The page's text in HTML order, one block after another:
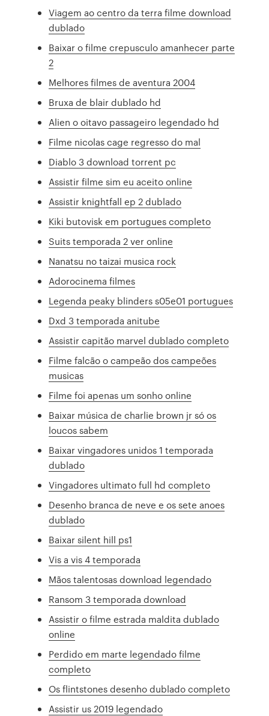
Viagem ao centro da terra filme download
dublado
Baixar o filme crepusculo amanhecer parte
2
Melhores filmes de aventura 2004
Bruxa de blair dublado hd
Alien o oitavo passageiro legendado hd
Filme nicolas cage regresso do mal
Diablo 3 download torrent pc
Assistir filme sim eu aceito online
Assistir knightfall ep 2 dublado
Kiki butovisk em portugues completo
Suits temporada 2 ver online
Nanatsu no taizai musica rock
Adorocinema filmes
Legenda peaky blinders s05e01 portugues
Dxd 3 temporada anitube
Assistir capitão marvel dublado completo
Filme falcão o campeão dos campeões
musicas
Filme foi apenas um sonho online
Baixar música de charlie brown jr só os
loucos sabem
Baixar vingadores unidos 1 temporada
dublado
Vingadores ultimato full hd completo
Desenho branca de neve e os sete anoes
dublado
Baixar silent hill ps1
Vis a vis 4 temporada
Mãos talentosas download legendado
Ransom 3 temporada download
Assistir o filme estrada maldita dublado
online
Perdido em marte legendado filme
completo
Os flintstones desenho dublado completo
Assistir us 2019 legendado